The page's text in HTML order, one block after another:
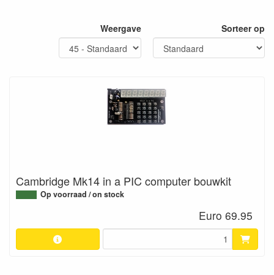
Weergave Sorteer op
Cambridge Mk14 in a PIC computer bouwkit
Op voorraad / on stock
Euro 69.95